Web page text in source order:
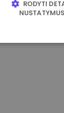
RODYTI
NUSTATYMUS